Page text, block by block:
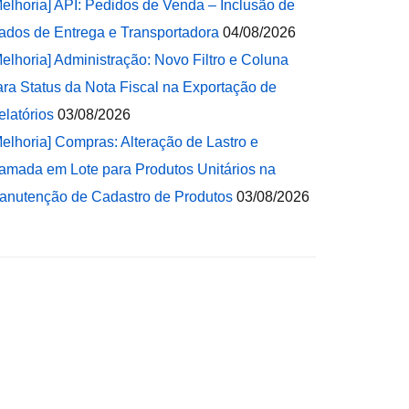
API: Pedidos de Venda – Inclusão de
de Entrega e Transportadora 04/08/2026
Administração: Novo Filtro e Coluna
Status da Nota Fiscal na Exportação de
03/08/2026
Compras: Alteração de Lastro e
em Lote para Produtos Unitários na
de Cadastro de Produtos 03/08/2026